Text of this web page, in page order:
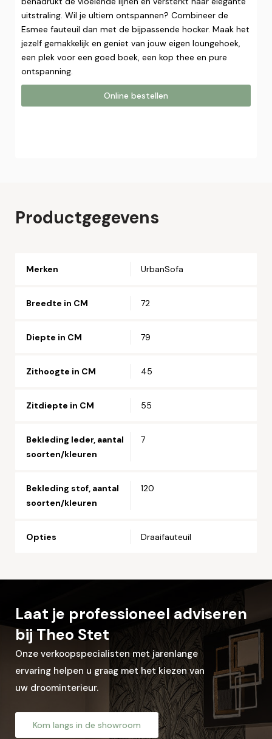
uitstraling. Wil je ultiem ontspannen? Combineer de
Esmee fauteuil dan met de bijpassende hocker. Maak het
jezelf gemakkelijk en geniet van jouw eigen loungehoek,
een plek voor een goed boek, een kop thee en pure
ontspanning.
Online bestellen
Postcode*
Woonplaats*
Productgegevens
Merken UrbanSofa
Breedte in CM 72
Diepte in CM 79
Zithoogte in CM 45
Zitdiepte in CM 55
Bekleding leder, aantal
soorten/kleuren
7
Bekleding stof, aantal
soorten/kleuren
120
Opties Draaifauteuil
Laat je professioneel adviseren
bij Theo Stet
Onze verkoopspecialisten met jarenlange
ervaring helpen u graag met het kiezen van
uw droominterieur.
Kom langs in de showroom